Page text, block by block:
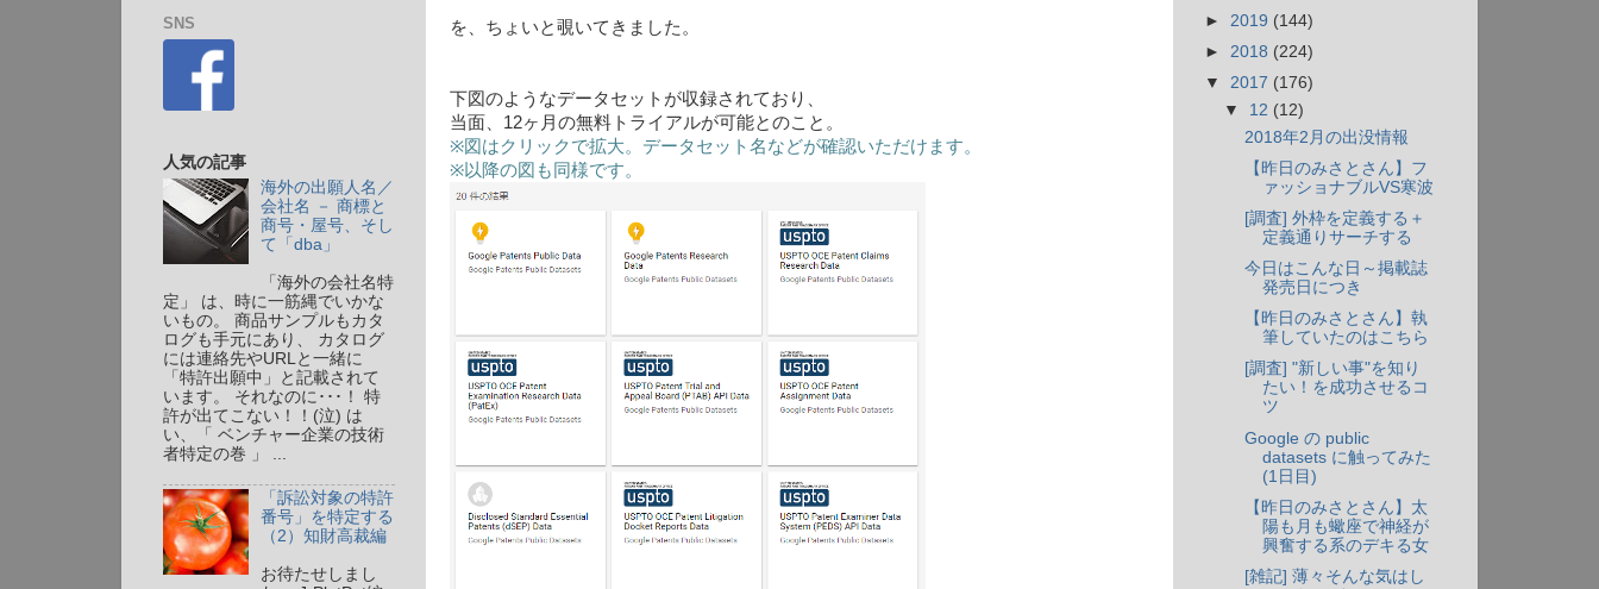
を、ちょいと覗いてきました。
下図のようなデータセットが収録されており、
当面、12ヶ月の無料トライアルが可能とのこと。
※図はクリックで拡大。データセット名などが確認いただけます。
※以降の図も同様です。
SNS
人気の記事
海外の出願人名／
会社名 － 商標と
商号・屋号、そし
て「dba」
「海外の会社名特
定」 は、時に一筋縄でいかな
いもの。 商品サンプルもカタ
ログも手元にあり、 カタログ
には連絡先やURLと一緒に
「特許出願中」と記載されて
います。 それなのに･･･！ 特
許が出てこない！！(泣) は
い、「 ベンチャー企業の技術
者特定の巻 」 ...
「訴訟対象の特許
番号」を特定する
（2）知財高裁編
お待たせしまし
► 2019 (144)
► 2018 (224)
▼ 2017 (176)
▼ 12 (12)
2018年2月の出没情報
【昨日のみさとさん】フ
ァッショナブルVS寒波
[調査] 外枠を定義する＋
定義通りサーチする
今日はこんな日～掲載誌
発売日につき
【昨日のみさとさん】執
筆していたのはこちら
[調査] "新しい事"を知り
たい！を成功させるコ
ツ
Google の public
datasets に触ってみた
(1日目)
【昨日のみさとさん】太
陽も月も蠍座で神経が
興奮する系のデキる女
[雑記] 薄々そんな気はし